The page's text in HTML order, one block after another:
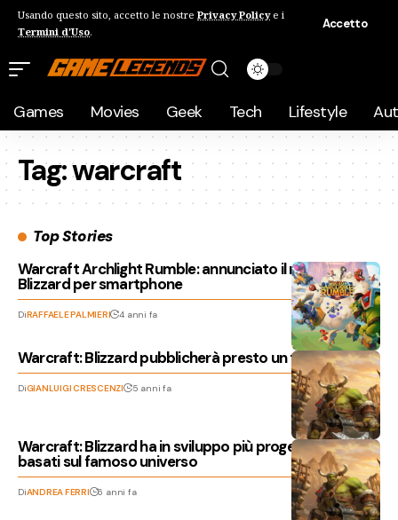
Usando questo sito, accetto le nostre Privacy Policye i
Termini d'Uso.
Accetto
Games Movies Geek Tech Lifestyle
Tag:warcraft
Top Stories
Warcraft Archlight Rumble: annunciato il nuovo gioco
Blizzard per smartphone
DiRAFFAELE PALMIERI 4 anni fa
Warcraft: Blizzard pubblicherà presto un titolo mobile
DiGIANLUIGI CRESCENZI 5 anni fa
Warcraft: Blizzard ha in sviluppo più progetti mobile
basati sul famoso universo
DiANDREA FERRI 6 anni fa